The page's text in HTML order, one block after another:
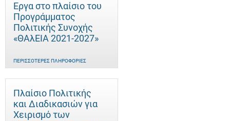
Έργα στο πλαίσιο του
Προγράμματος
Πολιτικής Συνοχής
«ΘΑλΕΙΑ 2021-2027»
ΠΕΡΙΣΣΌΤΕΡΕΣ ΠΛΗΡΟΦΟΡΊΕΣ
Πλαίσιο Πολιτικής
και Διαδικασιών για
Χειρισμό των